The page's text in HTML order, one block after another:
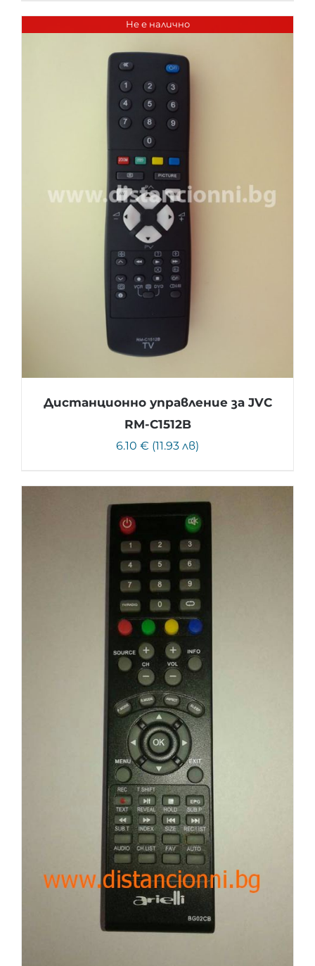
Не е налично
Дистанционно управление за JVC
RM-C1512B
6.10 € (11.93 лв)